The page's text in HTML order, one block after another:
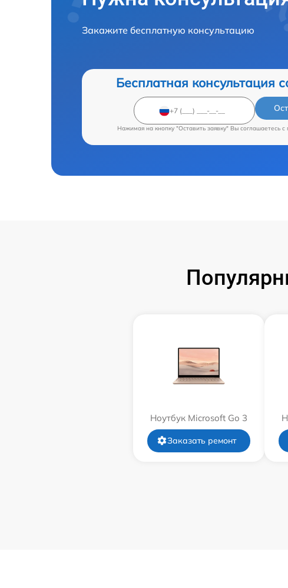
Закажите бесплатную консультацию
Бесплатная консультация
Нажимая на кнопку "Оставить заявку" Вы соглашаетесь c
Ноутбук Microsoft Go 3
Заказать ремонт